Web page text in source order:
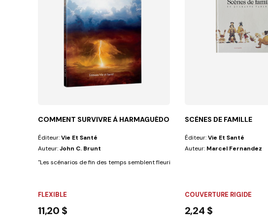
COMMENT SURVIVRE À HARMAGUÉDON ?
Éditeur:Vie Et Santé
Auteur:John C. Brunt
"Les scénarios de fin des temps semblent fleurir un peu partout. À l'entrée de mon...
FLEXIBLE
11,20 $
SCÈNES DE FAMILLE
Éditeur:Vie Et Santé
Auteur: Marcel Fernandez
COUVERTURE RIGIDE
2,24 $